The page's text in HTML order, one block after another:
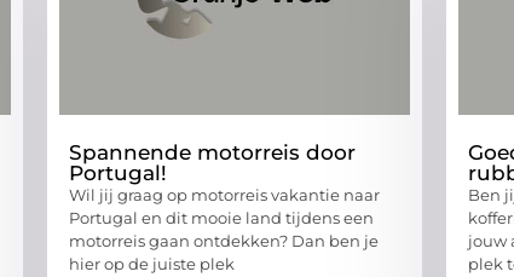
Spannende motorreis door
Portugal!
Wil jij graag op motorreis vakantie naar
Portugal en dit mooie land tijdens een
motorreis gaan ontdekken? Dan ben je
hier op de juiste plek
Ben
jouw
plek